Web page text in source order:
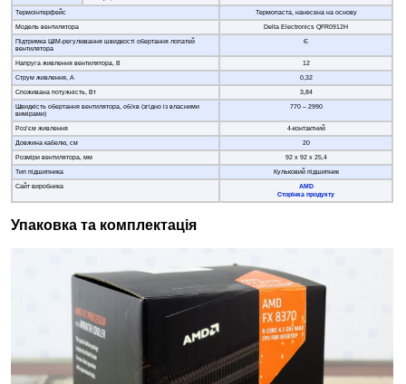
Термоінтерфейс
Термопаста, нанесена на основу
Модель вентилятора
Delta Electronics QFR0912H
Підтримка ШІМ-регулювання швидкості обертання лопатей
вентилятора
Є
Напруга живлення вентилятора, В
12
Струм живлення, А
0,32
Споживана потужність, Вт
3,84
Швидкість обертання вентилятора, об/хв (згідно із власними
вимірами)
770 – 2990
Роз’єм живлення
4-контактний
Довжина кабелю, см
20
Розміри вентилятора, мм
92 x 92 x 25,4
Тип підшипника
Кульковий підшипник
Сайт виробника
AMD
Сторінка продукту
Упаковка та комплектація